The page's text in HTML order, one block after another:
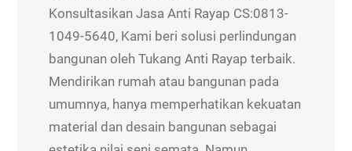
Konsultasikan Jasa Anti Rayap CS:0813-
1049-5640, Kami beri solusi perlindungan
bangunan oleh Tukang Anti Rayap terbaik.
Mendirikan rumah atau bangunan pada
umumnya, hanya memperhatikan kekuatan
material dan desain bangunan sebagai